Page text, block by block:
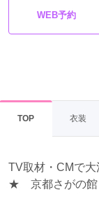
WEB予約
TOP 衣装
TV取材・CMで
★ 京都さがの館